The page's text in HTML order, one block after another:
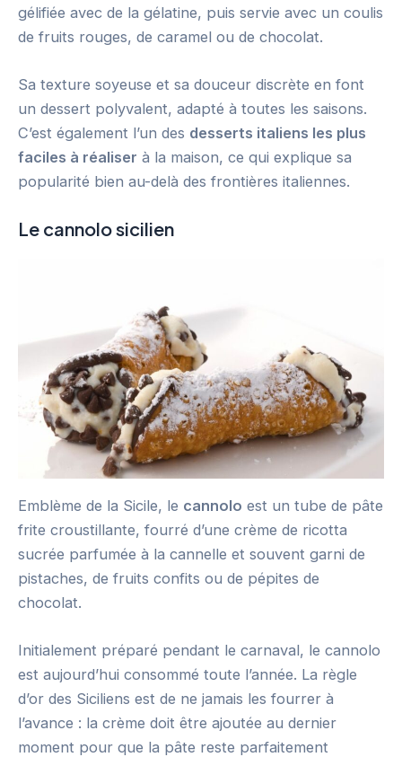
gélifiée avec de la gélatine, puis servie avec un coulis
de fruits rouges, de caramel ou de chocolat.
Sa texture soyeuse et sa douceur discrète en font
un dessert polyvalent, adapté à toutes les saisons.
C’est également l’un des desserts italiens les plus
faciles à réaliser à la maison, ce qui explique sa
popularité bien au-delà des frontières italiennes.
Le cannolo sicilien
Emblème de la Sicile, le cannolo est un tube de pâte
frite croustillante, fourré d’une crème de ricotta
sucrée parfumée à la cannelle et souvent garni de
pistaches, de fruits confits ou de pépites de
chocolat.
Initialement préparé pendant le carnaval, le cannolo
est aujourd’hui consommé toute l’année. La règle
d’or des Siciliens est de ne jamais les fourrer à
l’avance : la crème doit être ajoutée au dernier
moment pour que la pâte reste parfaitement